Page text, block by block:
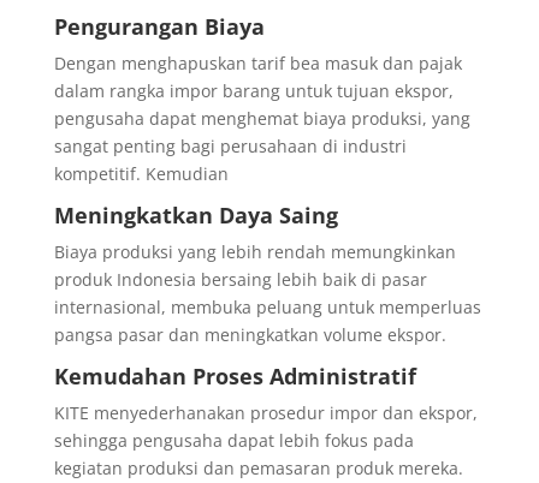
Pengurangan Biaya
Dengan menghapuskan tarif bea masuk dan pajak
dalam rangka impor barang untuk tujuan ekspor,
pengusaha dapat menghemat biaya produksi, yang
sangat penting bagi perusahaan di industri
kompetitif. Kemudian
Meningkatkan Daya Saing
Biaya produksi yang lebih rendah memungkinkan
produk Indonesia bersaing lebih baik di pasar
internasional, membuka peluang untuk memperluas
pangsa pasar dan meningkatkan volume ekspor.
Kemudahan Proses Administratif
KITE menyederhanakan prosedur impor dan ekspor,
sehingga pengusaha dapat lebih fokus pada
kegiatan produksi dan pemasaran produk mereka.